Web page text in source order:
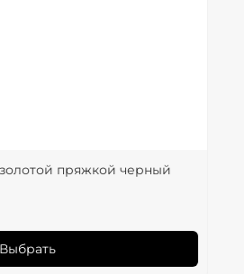
пряжкой черный
Выбрать